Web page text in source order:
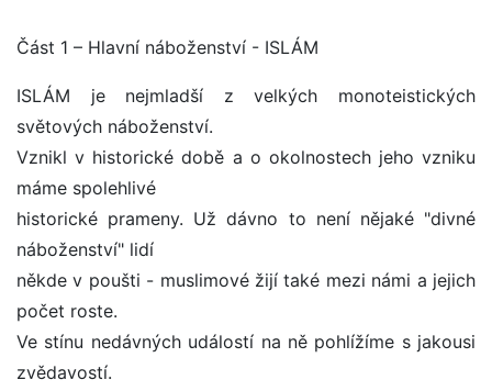
Část 1 – Hlavní náboženství - ISLÁM
ISLÁM je nejmladší z velkých monoteistických
světových náboženství.
Vznikl v historické době a o okolnostech jeho vzniku
máme spolehlivé
historické prameny. Už dávno to není nějaké "divné
náboženství" lidí
někde v poušti - muslimové žijí také mezi námi a jejich
počet roste.
Ve stínu nedávných událostí na ně pohlížíme s jakousi
zvědavostí.